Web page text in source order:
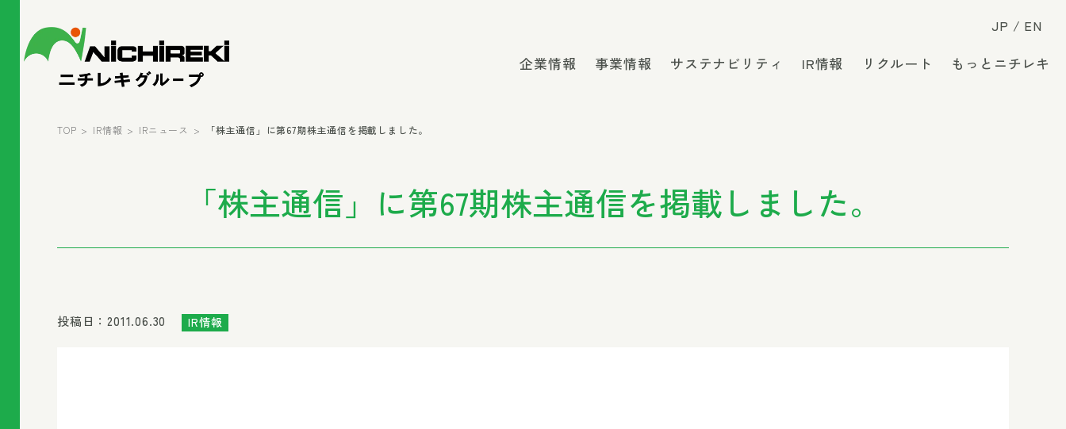
JP EN
企業情報 事業情報 サステナビリティ IR情報 リクルート もっとニチレキ
TOP IR情報 IRニュース 「株主通信」に第67期株主通信を掲載しました。
「株主通信」に第67期株主通信を掲載しました。
投稿日：2011.06.30 IR情報